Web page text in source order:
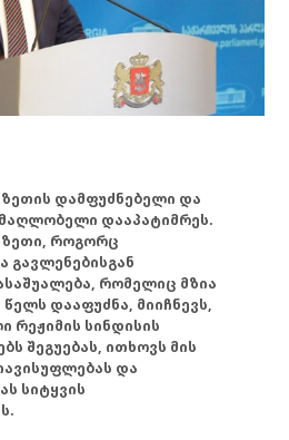
დამფუძნებელი და
დააპატიმრეს.
როგორც
გავლენებისგან
რომელიც მზია
დააფუძნა, მიიჩნევს,
რეჟიმის სინდისის
შეგუებას, ითხოვს მის
და
სიტყვის